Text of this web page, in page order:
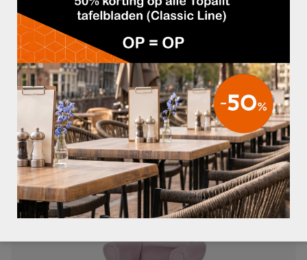
FAUTEUIL VICTORIA GECAPITONNEERD €449,95